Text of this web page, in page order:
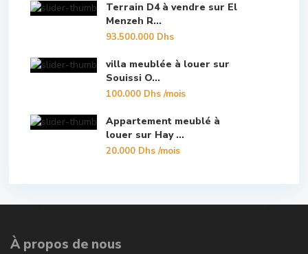
Terrain D4 à vendre sur El
Menzeh R...
93.500.000 Dhs
villa meublée à louer sur
Souissi O...
100.000 Dhs/mois
Appartement meublé à
louer sur Hay ...
20.000 Dhs/mois
À propos de nous